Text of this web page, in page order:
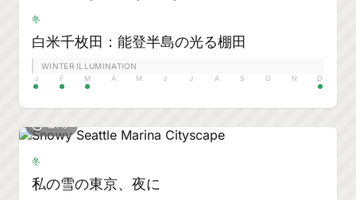
冬
白米千枚田：能登半島の光る棚田
WINTER ILLUMINATION
J F M A M J J A S O N D
冬
私の雪の東京、夜に